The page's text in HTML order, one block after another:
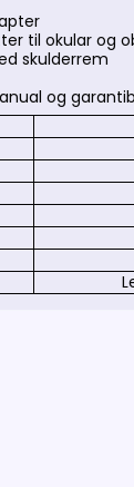
til okular og
skulderrem
og